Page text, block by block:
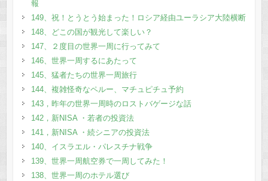
報
149、祝！とうとう始まった！ロシア経由ユーラシア大陸横断
148、どこの国が観光して楽しい？
147、２度目の世界一周に行ってみて
146、世界一周するにあたって
145、猛者たちの世界一周旅行
144、複雑怪奇なペルー、マチュピチュ予約
143，昨年の世界一周時のロストバゲージな話
142，新NISA ・若者の投資法
141，新NISA ・続シニアの投資法
140、イスラエル・パレスチナ戦争
139、世界一周航空券で一周してみた！
138、世界一周のホテル選び